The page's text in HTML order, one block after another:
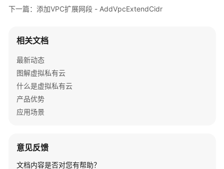
            System.out.println(e.getErrorCode());
        }
    }
下一篇：添加VPC扩展网段 - AddVpcExtendCidr
相关文档
最新动态
图解虚拟私有云
什么是虚拟私有云
产品优势
应用场景
意见反馈
文档内容是否对您有帮助？